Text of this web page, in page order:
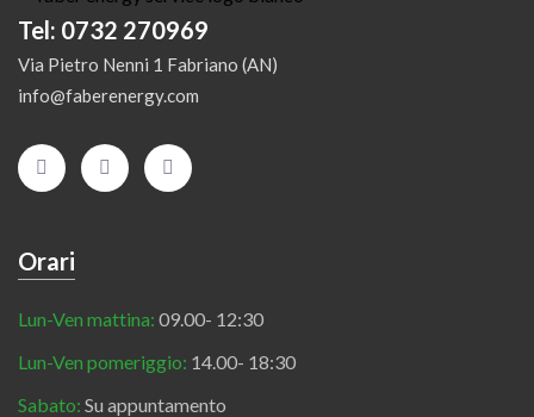
Tel: 0732 270969
Via Pietro Nenni 1 Fabriano (AN)
info@faberenergy.com
Orari
Lun-Ven mattina: 09.00- 12:30
Lun-Ven pomeriggio: 14.00- 18:30
Sabato: Su appuntamento